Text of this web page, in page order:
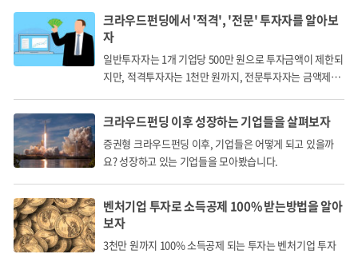
크라우드펀딩에서 '적격', '전문' 투자자를 알아보
자
일반투자자는 1개 기업당 500만 원으로 투자금액이 제한되
지만, 적격투자자는 1천만 원까지, 전문투자자는 금액제한
크라우드펀딩 이후 성장하는 기업들을 살펴보자
증권형 크라우드펀딩 이후, 기업들은 어떻게 되고 있을까
요? 성장하고 있는 기업들을 모아봤습니다.
벤처기업 투자로 소득공제 100% 받는방법을 알아
보자
3천만 원까지 100% 소득공제 되는 투자는 벤처기업 투자